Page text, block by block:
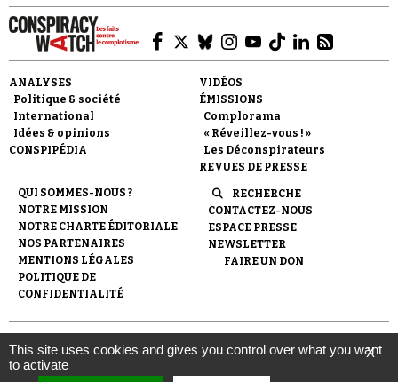
ANALYSES
Politique & société
International
Idées & opinions
CONSPIPÉDIA
VIDÉOS
ÉMISSIONS
Complorama
« Réveillez-vous ! »
Les Déconspirateurs
REVUES DE PRESSE
QUI SOMMES-NOUS ?
NOTRE MISSION
NOTRE CHARTE ÉDITORIALE
NOS PARTENAIRES
MENTIONS LÉGALES
POLITIQUE DE
CONFIDENTIALITÉ
RECHERCHE
CONTACTEZ-NOUS
ESPACE PRESSE
NEWSLETTER
FAIRE UN DON
© 2007- 2026 Conspiracy Watch | Une réalisation de
l'Observatoire du conspirationnisme (association loi de 1901) avec
le soutien de la Fondation pour la Mémoire de la Shoah.
X
This site uses cookies and gives you control over what you want
to activate